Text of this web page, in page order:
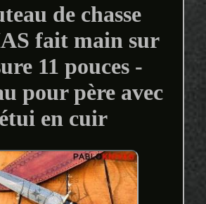
de chasse
fait main sur
11 pouces -
pour père avec
étui en cuir